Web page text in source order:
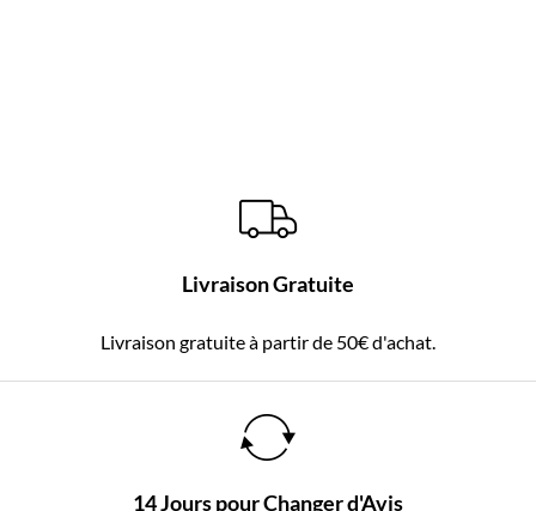
Livraison Gratuite
Livraison gratuite à partir de 50€ d'achat.
14 Jours pour Changer d'Avis